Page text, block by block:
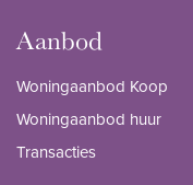
Aanbod
Woningaanbod Koop
Woningaanbod huur
Transacties